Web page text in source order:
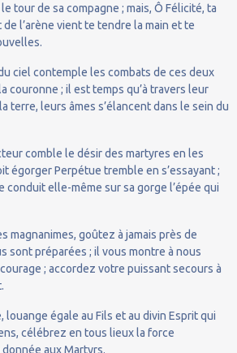
tour de sa compagne ; mais, Ô Félicité, ta
l’arène vient te tendre la main et te
ciel contemple les combats de ces deux
couronne ; il est temps qu’à travers leur
terre, leurs âmes s’élancent dans le sein du
comble le désir des martyres en les
égorger Perpétue tremble en s’essayant ;
conduit elle-même sur sa gorge l’épée qui
magnanimes, goûtez à jamais près de
sont préparées ; il vous montre à nous
; accordez votre puissant secours à
louange égale au Fils et au divin Esprit qui
célébrez en tous lieux la force
aux Martyrs.